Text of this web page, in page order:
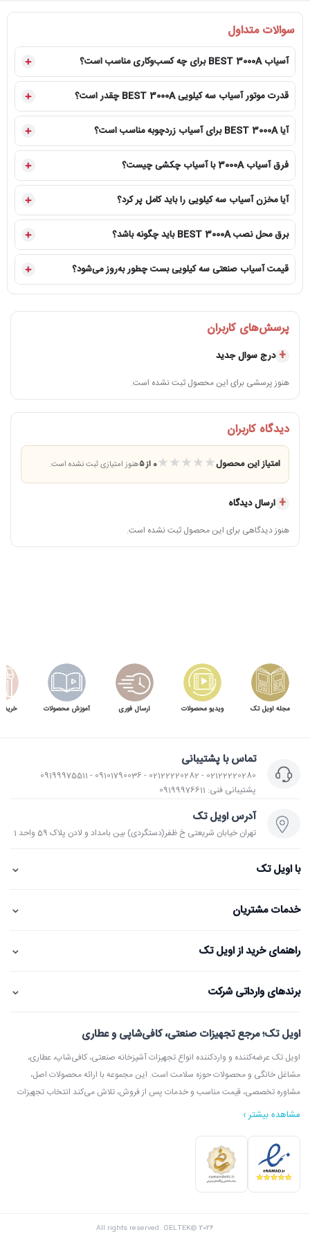
سوالات متداول
آسیاب BEST 3000A برای چه کسب‌وکاری مناسب است؟
قدرت موتور آسیاب سه کیلویی BEST 3000A چقدر است؟
آیا BEST 3000A برای آسیاب زردچوبه مناسب است؟
فرق آسیاب 3000A با آسیاب چکشی چیست؟
آیا مخزن آسیاب سه کیلویی را باید کامل پر کرد؟
برق محل نصب BEST 3000A باید چگونه باشد؟
قیمت آسیاب صنعتی سه کیلویی بست چطور به‌روز می‌شود؟
پرسش‌های کاربران
درج سوال جدید
هنوز پرسشی برای این محصول ثبت نشده است.
دیدگاه کاربران
امتیاز این محصول ★★★★★ 0 از ۵ هنوز امتیازی ثبت نشده است.
ارسال دیدگاه
هنوز دیدگاهی برای این محصول ثبت نشده است.
مجله اویل تک ویدیو محصولات ارسال فوری آموزش محصولات خرید
تماس با پشتیبانی
02122220280 - 02122220282 - 09101790036 - 09199975511
پشتیبانی فنی: 09199976611
آدرس اویل تک
تهران خیابان شریعتی خ ظفر(دستگردی) بین بامداد و لادن پلاک 59 واحد 1
با اویل تک ⌄
خدمات مشتریان ⌄
راهنمای خرید از اویل تک ⌄
برندهای وارداتی شرکت ⌄
اویل تک؛ مرجع تجهیزات صنعتی، کافی‌شاپی و عطاری
اویل تک عرضه‌کننده و واردکننده انواع تجهیزات آشپزخانه صنعتی، کافی‌شاپ، عطاری،
مشاغل خانگی و محصولات حوزه سلامت است. این مجموعه با ارائه محصولات اصل،
مشاوره تخصصی، قیمت مناسب و خدمات پس از فروش، تلاش می‌کند انتخاب تجهیزات
در اویل تک می‌توانید انواع دستگاه آسیاب عطاری، آسیاب قهوه، دستگاه روغن‌گیری،
ارده‌گیری و کره‌گیری، دستگاه بخور، بویلر آب جوش، اسپرسوساز، گریل، سرخ‌کن، خمیرگیر،
پشتیبانی واقعی، گزینه‌ای مطمئن برای خرید تجهیزات صنعتی و فروشگاهی محسوب
مشاهده بیشتر ›
All rights reserved. OELTEK© 2026